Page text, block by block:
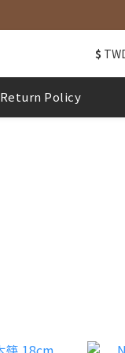
$
Return Policy